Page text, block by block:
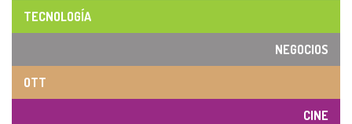
TECNOLOGÍA
NEGOCIOS
OTT
CINE